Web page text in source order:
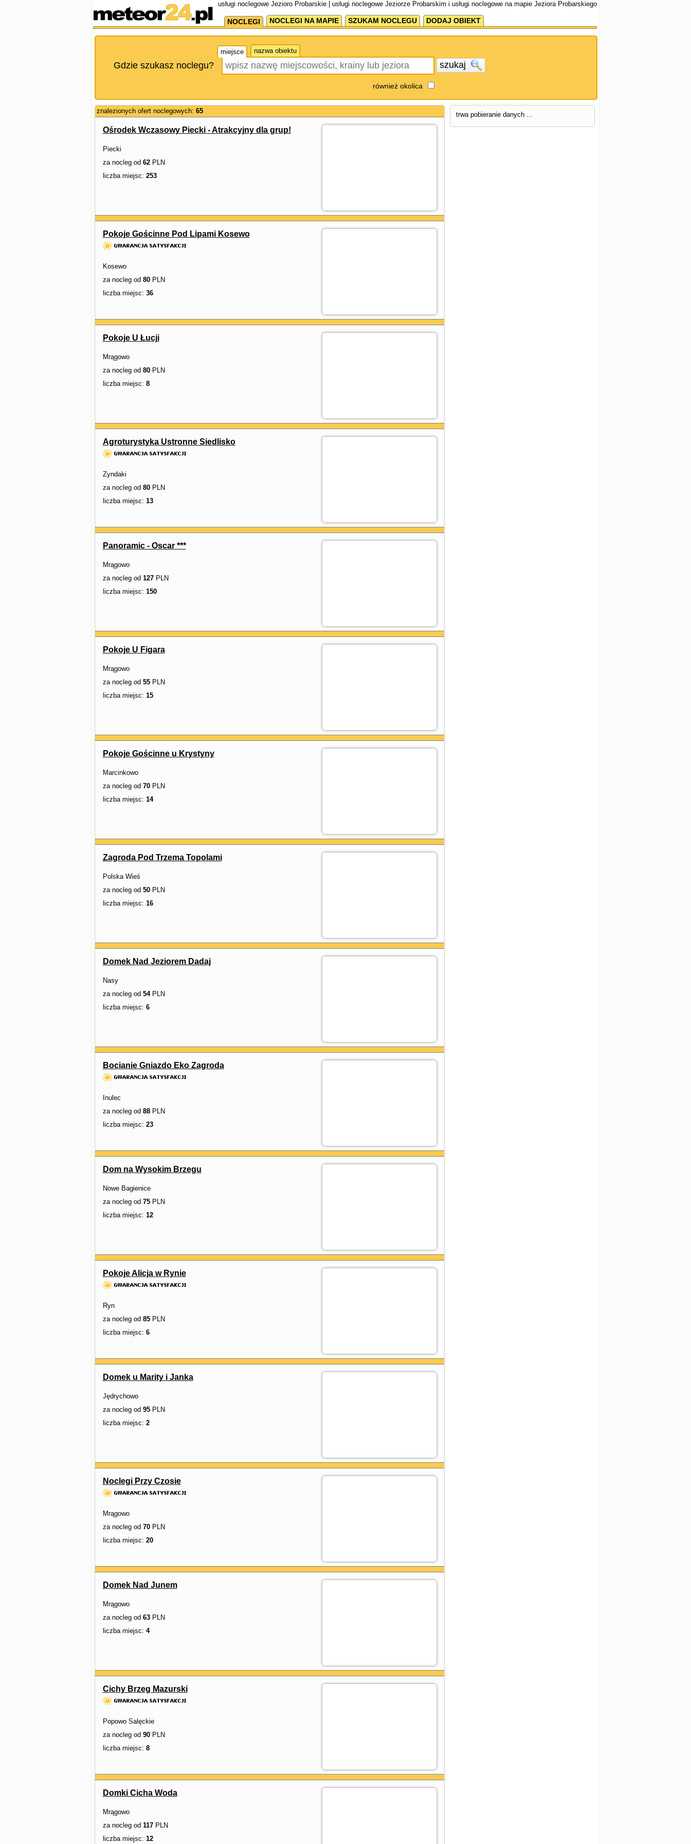
usługi noclegowe Jezioro Probarskie | usługi noclegowe Jeziorze Probarskim i usługi noclegowe na mapie Jeziora Probarskiego
NOCLEGI NOCLEGI NA MAPIE SZUKAM NOCLEGU DODAJ OBIEKT
miejsce nazwa obiektu
Gdzie szukasz noclegu? szukaj
również okolica
znalezionych ofert noclegowych: 65
Ośrodek Wczasowy Piecki - Atrakcyjny dla grup!
Piecki
za nocleg od 62PLN
liczba miejsc: 253
Pokoje Gościnne Pod Lipami Kosewo
Kosewo
za nocleg od 80PLN
liczba miejsc: 36
Pokoje U Łucji
Mrągowo
za nocleg od 80PLN
liczba miejsc: 8
Agroturystyka Ustronne Siedlisko
Zyndaki
za nocleg od 80PLN
liczba miejsc: 13
Panoramic - Oscar ***
Mrągowo
za nocleg od 127PLN
liczba miejsc: 150
Pokoje U Figara
Mrągowo
za nocleg od 55PLN
liczba miejsc: 15
Pokoje Gościnne u Krystyny
Marcinkowo
za nocleg od 70PLN
liczba miejsc: 14
Zagroda Pod Trzema Topolami
Polska Wieś
za nocleg od 50PLN
liczba miejsc: 16
Domek Nad Jeziorem Dadaj
Nasy
za nocleg od 54PLN
liczba miejsc: 6
Bocianie Gniazdo Eko Zagroda
Inulec
za nocleg od 88PLN
liczba miejsc: 23
Dom na Wysokim Brzegu
Nowe Bagienice
za nocleg od 75PLN
liczba miejsc: 12
Pokoje Alicja w Rynie
Ryn
za nocleg od 85PLN
liczba miejsc: 6
Domek u Marity i Janka
Jędrychowo
za nocleg od 95PLN
liczba miejsc: 2
Noclegi Przy Czosie
Mrągowo
za nocleg od 70PLN
liczba miejsc: 20
Domek Nad Junem
Mrągowo
za nocleg od 63PLN
liczba miejsc: 4
Cichy Brzeg Mazurski
Popowo Salęckie
za nocleg od 90PLN
liczba miejsc: 8
Domki Cicha Woda
Mrągowo
za nocleg od 117PLN
liczba miejsc: 12
trwa pobieranie danych ...